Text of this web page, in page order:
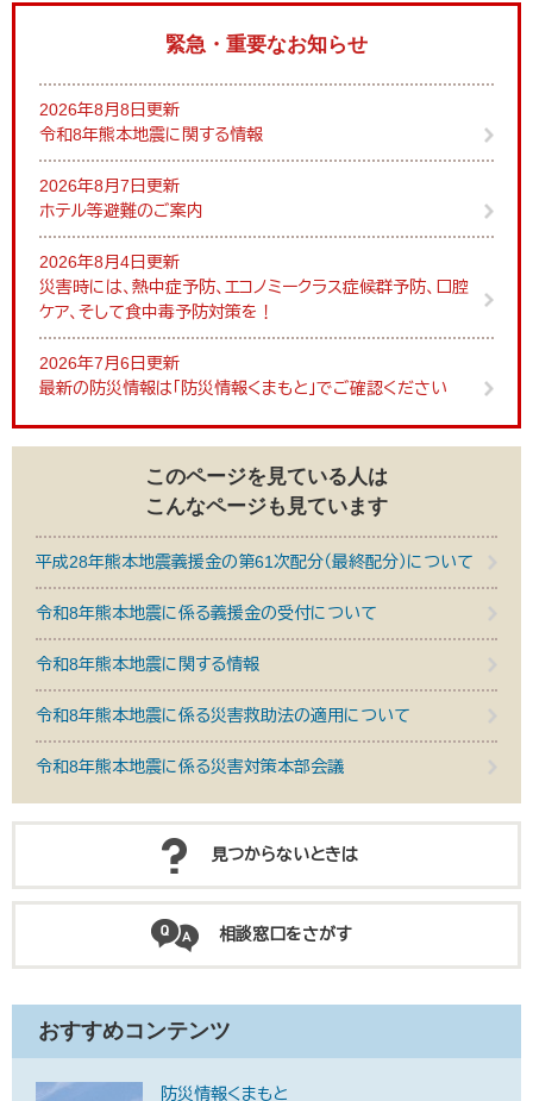
緊急・重要なお知らせ
2026年8月8日更新
令和8年熊本地震に関する情報
2026年8月7日更新
ホテル等避難のご案内
2026年8月4日更新
災害時には、熱中症予防、エコノミークラス症候群予防、口腔
ケア、そして食中毒予防対策を！
2026年7月6日更新
最新の防災情報は「防災情報くまもと」でご確認ください
このページを見ている人は
こんなページも見ています
平成28年熊本地震義援金の第61次配分（最終配分）について
令和8年熊本地震に係る義援金の受付について
令和8年熊本地震に関する情報
令和8年熊本地震に係る災害救助法の適用について
令和8年熊本地震に係る災害対策本部会議
見つからないときは
相談窓口をさがす
おすすめコンテンツ
防災情報くまもと